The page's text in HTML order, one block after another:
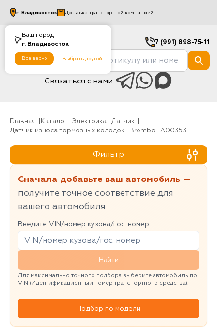
Ваш город
г. Владивосток
Все верно Выбрать другой
г. Владивосток Доставка транспортной компанией
7 (991) 898-75-11
Связаться с нами
Главная Каталог Электрика
датчик
Датчик износа тормозных колодок
Brembo A00353
Фильтр
Сначала добавьте ваш автомобиль —
получите точное соответствие для
вашего автомобиля
Введите VIN/номер кузова/гос. номер
Найти
Для максимально точного подбора выберите автомобиль по
VIN (Идентификационный номер транспортного средства).
Подбор по модели